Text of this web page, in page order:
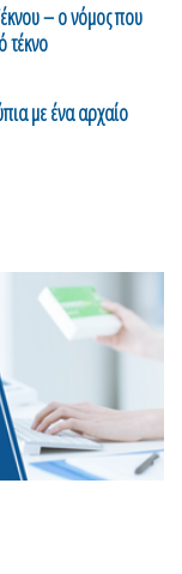
– ο νόμος που
τέκνο
με ένα αρχαίο